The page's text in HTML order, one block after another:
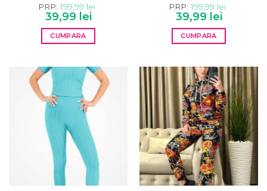
PRP: 199,99 lei
Prețul
inițial
a
fost:
199,99 lei.
39,99 leiPrețul
curent
este:
CUMPARA
are
mai
multe
variații.
Opțiunile
pot
alese
pagina
PRP: 199,99 lei
Prețul
inițial
a
fost:
199,99 lei.
39,99 leiPrețul
curent
este:
CUMPARA
are
mai
multe
variații.
Opțiunile
pot
fi
alese
în
pagina